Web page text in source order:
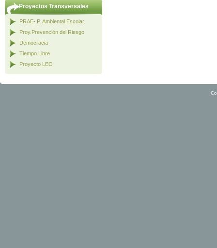
Proyectos Transversales
PRAE- P. Ambiental Escolar.
Proy.Prevención del Riesgo
Democracia
Tiempo Libre
Proyecto LEO